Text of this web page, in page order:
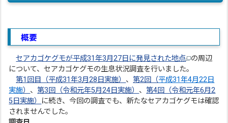
概要
セアカゴケグモが平成31年3月27日に発見された地点
の周辺
について、セアカゴケグモの生息状況調査を行いました。
第1回目（平成31年3月28日実施） 、第2回（平成31年4月22日
実施） 、第3回（令和元年5月24日実施） 、第4回（令和元年6月2
5日実施） に続き、今回の調査でも、新たなセアカゴケグモは確認
されませんでした。